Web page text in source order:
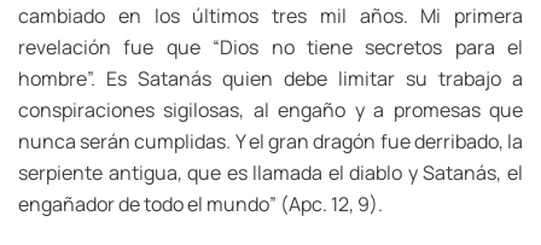
cambiado en los últimos tres mil años. Mi primera
revelación fue que “Dios no tiene secretos para el
hombre”. Es Satanás quien debe limitar su trabajo a
conspiraciones sigilosas, al engaño y a promesas que
nunca serán cumplidas. Y el gran dragón fue derribado, la
serpiente antigua, que es llamada el diablo y Satanás, el
engañador de todo el mundo” (Apc. 12, 9).